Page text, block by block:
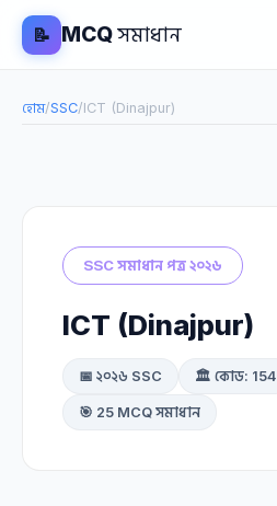
📝 MCQসমাধান
হোম/SSC/ICT (Dinajpur)
SSC সমাধান পত্র ২০২৬
ICT (Dinajpur)
📅 ২০২৬ SSC 🏛️ কোড: 154
🎯 25 MCQ সমাধান